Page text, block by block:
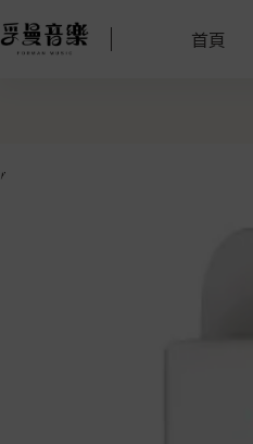
首頁
特價